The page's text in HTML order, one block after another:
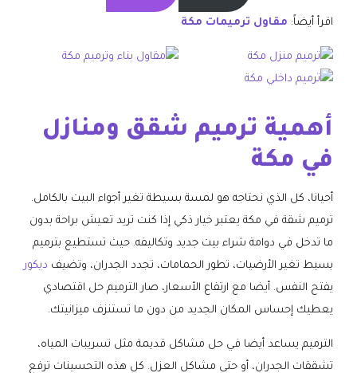
اقرأ أيضاً: مقاول ترميمات مكة
أهمية ترميم شقق ومنازل
في مكة
أحيانا، كل الذي نحتاجه هو لمسة بسيطة تغير أجواء البيت بالكامل.
ترميم شقة في مكة يعتبر خيار ذكي إذا كنت تريد تعيش براحة بدون
ما تدخل في دوامة شراء بيت جديد وتكاليفه. حيث تستطيع بترميم
بسيط تغير الأرضيات، تطور الحمامات، تجدد الجدران، وتضيف ديكور
يفتح النفس. أيضا مع ارتفاع الأسعار، صار الترميم حل اقتصادي
يعطيك إحساس المكان الجديد من دون ما تستنزف ميزانيتك.
الترميم يساعد أيضا في حل مشاكل قديمة مثل تسريبات المياه،
تشققات الجدران، أو حتى مشاكل العزل. كل هذه التحسينات ترفع